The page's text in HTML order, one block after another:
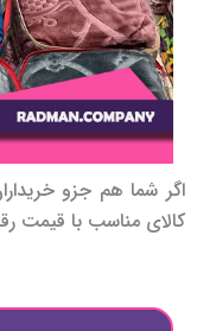
اگر شما هم جزو
کالای مناسب با قیمت